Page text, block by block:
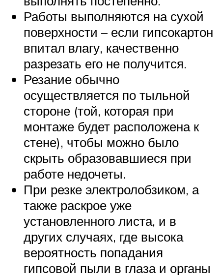
Работы выполняются на сухой
поверхности – если гипсокартон
впитал влагу, качественно
разрезать его не получится.
Резание обычно
осуществляется по тыльной
стороне (той, которая при
монтаже будет расположена к
стене), чтобы можно было
скрыть образовавшиеся при
работе недочеты.
При резке электролобзиком, а
также раскрое уже
установленного листа, и в
других случаях, где высока
вероятность попадания
гипсовой пыли в глаза и органы